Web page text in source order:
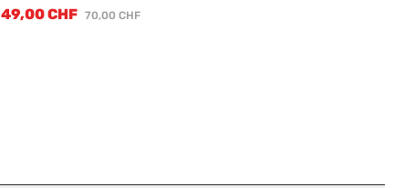
Verkaufspreis:
49,00 CHF Regulärer Preis:
70,00 CHF